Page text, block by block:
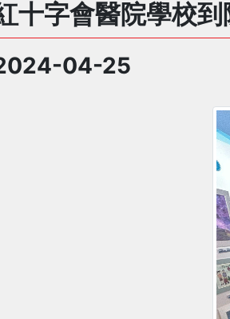
十字會醫院學校
04-25